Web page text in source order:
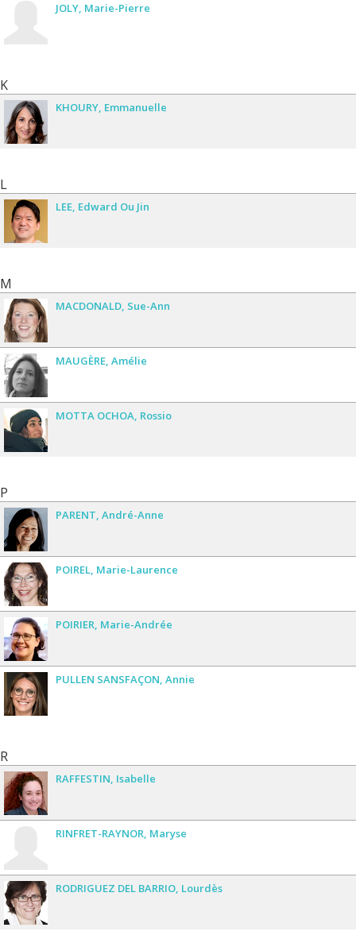
JOLY Marie-Pierre
K
KHOURY Emmanuelle
L
LEE Edward Ou Jin
M
MACDONALD Sue-Ann
MAUGÈRE Amélie
MOTTA OCHOA Rossio
P
PARENT André-Anne
POIREL Marie-Laurence
POIRIER Marie-Andrée
PULLEN SANSFAÇON Annie
R
RAFFESTIN Isabelle
RINFRET-RAYNOR Maryse
RODRIGUEZ DEL BARRIO Lourdès